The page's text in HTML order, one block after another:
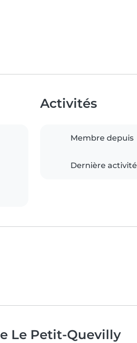
Activités
Membre depuis
Dernière activité
Le Petit-Quevilly